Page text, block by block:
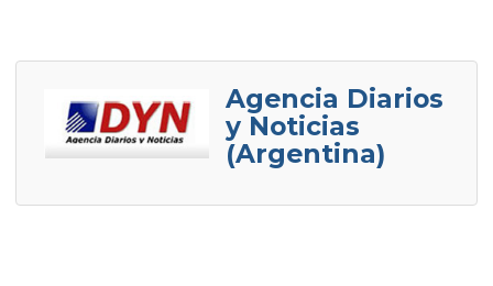
Agencia Diarios
y Noticias
(Argentina)